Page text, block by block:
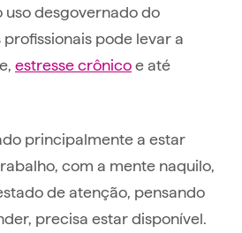
uso desgovernado do
pode levar a
estresse crônicoe até
principalmente a estar
com a mente naquilo,
de atenção, pensando
precisa estar disponível.